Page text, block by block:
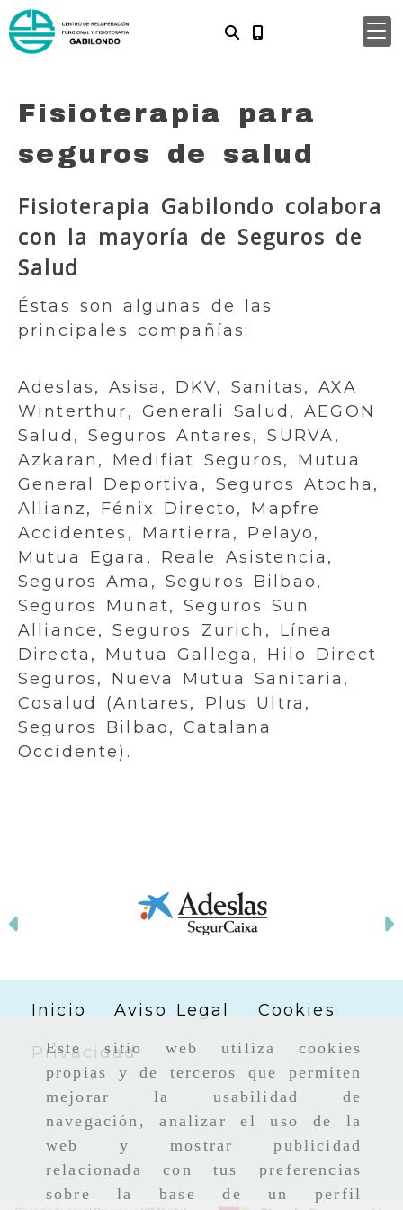
Este sitio web utiliza cookies
propias y de terceros que permiten
mejorar la usabilidad de
navegación, analizar el uso de la
web y mostrar publicidad
relacionada con tus preferencias
sobre la base de un perfil
Fisioterapia para
seguros de salud
Fisioterapia Gabilondo colabora
con la mayoría de Seguros de
Salud
Éstas son algunas de las
principales compañías:
Adeslas, Asisa, DKV, Sanitas, AXA
Winterthur, Generali Salud, AEGON
Salud, Seguros Antares, SURVA,
Azkaran, Medifiat Seguros, Mutua
General Deportiva, Seguros Atocha,
Allianz, Fénix Directo, Mapfre
Accidentes, Martierra, Pelayo,
Mutua Egara, Reale Asistencia,
Seguros Ama, Seguros Bilbao,
Seguros Munat, Seguros Sun
Alliance, Seguros Zurich, Línea
Directa, Mutua Gallega, Hilo Direct
Seguros, Nueva Mutua Sanitaria,
Cosalud (Antares, Plus Ultra,
Seguros Bilbao, Catalana
Occidente).
Inicio Aviso Legal Cookies
Privacidad